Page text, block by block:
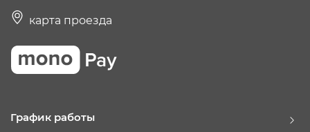
карта проезда
График работы